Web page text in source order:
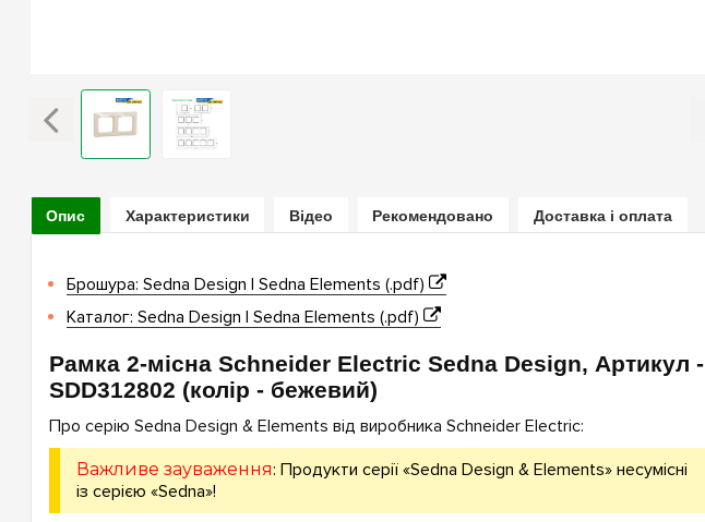
Опис Характеристики Відео Рекомендовано Доставка і оплата
Брошура: Sedna Design | Sedna Elements (.pdf)
Каталог: Sedna Design | Sedna Elements (.pdf)
Рамка 2-місна Schneider Electric Sedna Design, Артикул -
SDD312802 (колір - бежевий)
Про серію Sedna Design & Elements від виробника Schneider Electric:
Важливе зауваження: Продукти серії «Sedna Design & Elements» несумісні
із серією «Sedna»!